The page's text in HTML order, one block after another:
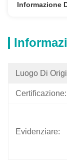
Informazione
Luogo Di
Certificazione:
Evidenziare: